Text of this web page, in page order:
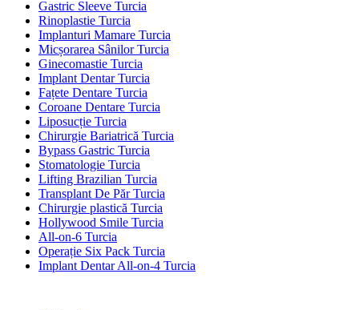
Gastric Sleeve Turcia
Rinoplastie Turcia
Implanturi Mamare Turcia
Micșorarea Sânilor Turcia
Ginecomastie Turcia
Implant Dentar Turcia
Fațete Dentare Turcia
Coroane Dentare Turcia
Liposucție Turcia
Chirurgie Bariatrică Turcia
Bypass Gastric Turcia
Stomatologie Turcia
Lifting Brazilian Turcia
Transplant De Păr Turcia
Chirurgie plastică Turcia
Hollywood Smile Turcia
All-on-6 Turcia
Operație Six Pack Turcia
Implant Dentar All-on-4 Turcia